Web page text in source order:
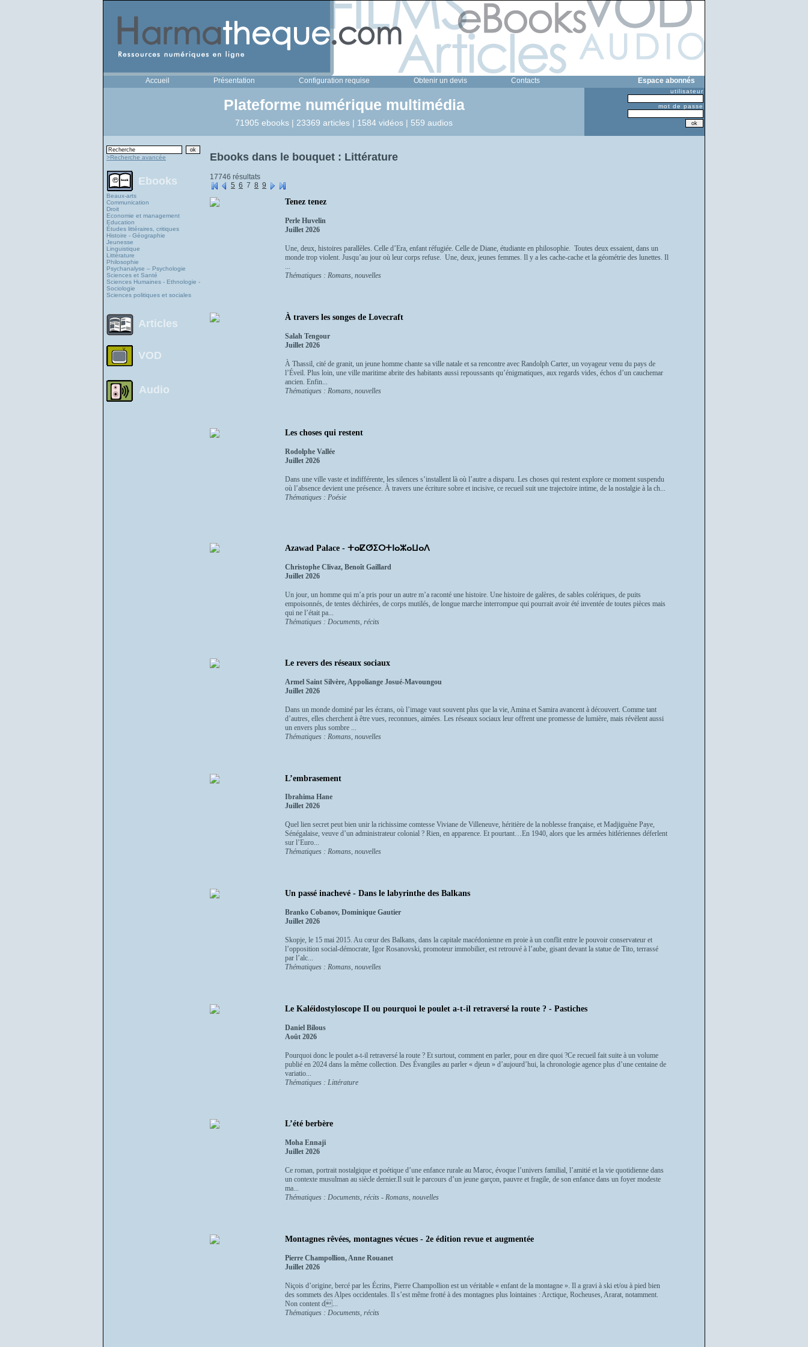
Accueil Présentation Configuration requise Obtenir un devis Contacts Espace abonnés
Plateforme numérique multimédia
71905 ebooks | 23369 articles | 1584 vidéos | 559 audios
utilisateur
mot de passe
>Recherche avancée
Ebooks
Beaux-arts
Communication
Droit
Economie et management
Education
Études littéraires, critiques
Histoire - Géographie
Jeunesse
Linguistique
Littérature
Philosophie
Psychanalyse – Psychologie
Sciences et Santé
Sciences Humaines - Ethnologie -
Sociologie
Sciences politiques et sociales
Articles
VOD
Audio
Ebooks dans le bouquet : Littérature
17746 résultats
5 6 7 8 9
Tenez tenez
Perle Huvelin
Juillet 2026
Une, deux, histoires parallèles. Celle d’Era, enfant réfugiée. Celle de Diane, étudiante en philosophie. Toutes deux essaient, dans un
monde trop violent. Jusqu’au jour où leur corps refuse. Une, deux, jeunes femmes. Il y a les cache-cache et la géométrie des lunettes. Il
...
Thématiques : Romans, nouvelles
À travers les songes de Lovecraft
Salah Tengour
Juillet 2026
À Thassil, cité de granit, un jeune homme chante sa ville natale et sa rencontre avec Randolph Carter, un voyageur venu du pays de
l’Éveil. Plus loin, une ville maritime abrite des habitants aussi repoussants qu’énigmatiques, aux regards vides, échos d’un cauchemar
ancien. Enfin...
Thématiques : Romans, nouvelles
Les choses qui restent
Rodolphe Vallée
Juillet 2026
Dans une ville vaste et indifférente, les silences s’installent là où l’autre a disparu. Les choses qui restent explore ce moment suspendu
où l’absence devient une présence. À travers une écriture sobre et incisive, ce recueil suit une trajectoire intime, de la nostalgie à la ch...
Thématiques : Poésie
Azawad Palace - ⵜⴰⵇⵚⵉⵔⵜⵏⴰⵣⴰⵡⴰⴷ
Christophe Clivaz, Benoît Gaillard
Juillet 2026
Un jour, un homme qui m’a pris pour un autre m’a raconté une histoire. Une histoire de galères, de sables colériques, de puits
empoisonnés, de tentes déchirées, de corps mutilés, de longue marche interrompue qui pourrait avoir été inventée de toutes pièces mais
qui ne l’était pa...
Thématiques : Documents, récits
Le revers des réseaux sociaux
Armel Saint Silvère, Appoliange Josué-Mavoungou
Juillet 2026
Dans un monde dominé par les écrans, où l’image vaut souvent plus que la vie, Amina et Samira avancent à découvert. Comme tant
d’autres, elles cherchent à être vues, reconnues, aimées. Les réseaux sociaux leur offrent une promesse de lumière, mais révèlent aussi
un envers plus sombre ...
Thématiques : Romans, nouvelles
L’embrasement
Ibrahima Hane
Juillet 2026
Quel lien secret peut bien unir la richissime comtesse Viviane de Villeneuve, héritière de la noblesse française, et Madjiguène Paye,
Sénégalaise, veuve d’un administrateur colonial ? Rien, en apparence. Et pourtant…En 1940, alors que les armées hitlériennes déferlent
sur l’Euro...
Thématiques : Romans, nouvelles
Un passé inachevé - Dans le labyrinthe des Balkans
Branko Cobanov, Dominique Gautier
Juillet 2026
Skopje, le 15 mai 2015. Au cœur des Balkans, dans la capitale macédonienne en proie à un conflit entre le pouvoir conservateur et
l’opposition social-démocrate, Igor Rosanovski, promoteur immobilier, est retrouvé à l’aube, gisant devant la statue de Tito, terrassé
par l’alc...
Thématiques : Romans, nouvelles
Le Kaléidostyloscope II ou pourquoi le poulet a-t-il retraversé la route ? - Pastiches
Daniel Bilous
Août 2026
Pourquoi donc le poulet a-t-il retraversé la route ? Et surtout, comment en parler, pour en dire quoi ?Ce recueil fait suite à un volume
publié en 2024 dans la même collection. Des Évangiles au parler « djeun » d’aujourd’hui, la chronologie agence plus d’une centaine de
variatio...
Thématiques : Littérature
L’été berbère
Moha Ennaji
Juillet 2026
Ce roman, portrait nostalgique et poétique d’une enfance rurale au Maroc, évoque l’univers familial, l’amitié et la vie quotidienne dans
un contexte musulman au siècle dernier.Il suit le parcours d’un jeune garçon, pauvre et fragile, de son enfance dans un foyer modeste
ma...
Thématiques : Documents, récits - Romans, nouvelles
Montagnes rêvées, montagnes vécues - 2e édition revue et augmentée
Pierre Champollion, Anne Rouanet
Juillet 2026
Niçois d’origine, bercé par les Écrins, Pierre Champollion est un véritable « enfant de la montagne ». Il a gravi à ski et/ou à pied bien
des sommets des Alpes occidentales. Il s’est même frotté à des montagnes plus lointaines : Arctique, Rocheuses, Ararat, notamment.
Non content d...
Thématiques : Documents, récits